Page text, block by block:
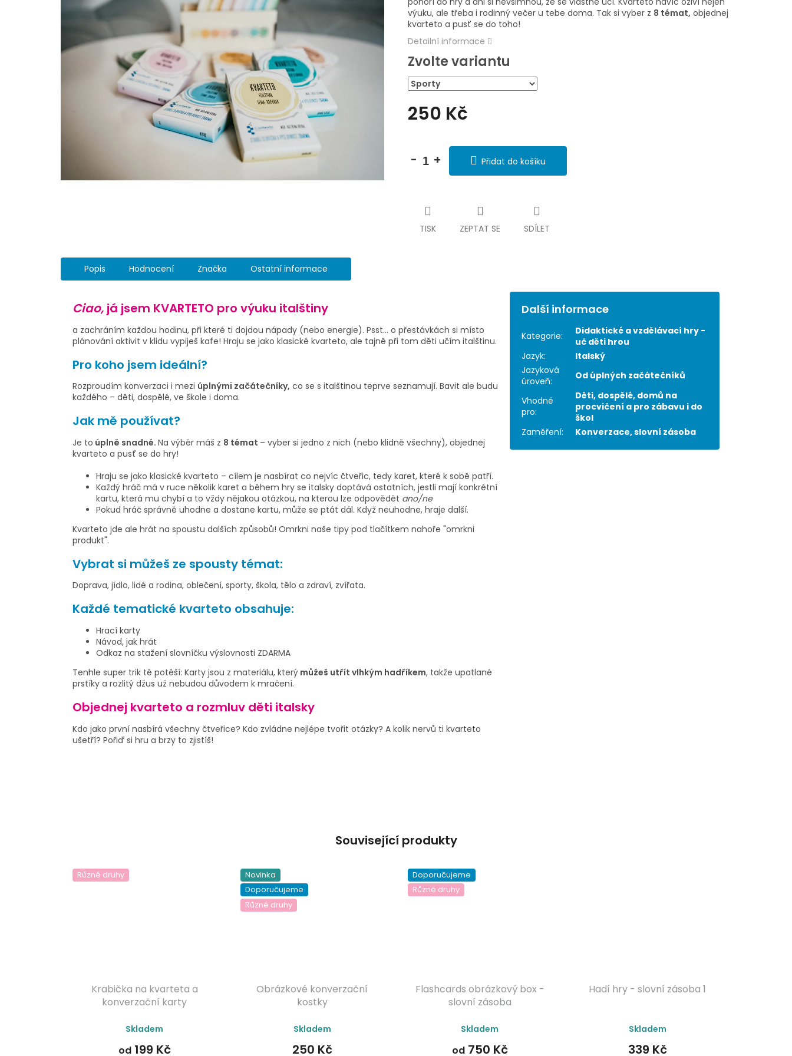
hvězdiček.
250 Kč
Zvolte variantu
Přidat do košíku
výuku, ale třeba i rodinný večer u tebe doma. Tak si vyber z 8 témat, objednej
kvarteto a pusť se do toho!
Detailní informace
TISK ZEPTAT SE SDÍLET
Související produkty
Různé druhy
Krabička na kvarteta a
konverzační karty
hodnocení
produktu
je
Skladem
od199 Kč
Novinka
Doporučujeme
Různé druhy
Obrázkové konverzační
kostky
hodnocení
produktu
je
Skladem
250 Kč
Doporučujeme
Různé druhy
Flashcards obrázkový box -
slovní zásoba
hodnocení
produktu
je
Skladem
od750 Kč
Hadí hry - slovní zásoba 1
hodnocení
produktu
je
Skladem
339 Kč
Popis Hodnocení Značka Ostatní informace
Ciao, já jsem KVARTETO pro výuku italštiny
a zachráním každou hodinu, při které ti dojdou nápady (nebo energie). Psst… o přestávkách si místo
plánování aktivit v klidu vypiješ kafe! Hraju se jako klasické kvarteto, ale tajně při tom děti učím italštinu.
Pro koho jsem ideální?
Rozproudím konverzaci i mezi úplnými začátečníky, co se s italštinou teprve seznamují. Bavit ale budu
každého – děti, dospělé, ve škole i doma.
Jak mě používat?
Je to úplně snadné. Na výběr máš z 8 témat – vyber si jedno z nich (nebo klidně všechny), objednej
kvarteto a pusť se do hry!
Hraju se jako klasické kvarteto – cílem je nasbírat co nejvíc čtveřic, tedy karet, které k sobě patří.
Každý hráč má v ruce několik karet a během hry se italsky doptává ostatních, jestli mají konkrétní
kartu, která mu chybí a to vždy nějakou otázkou, na kterou lze odpovědět ano/ne
Pokud hráč správně uhodne a dostane kartu, může se ptát dál. Když neuhodne, hraje další.
Kvarteto jde ale hrát na spoustu dalších způsobů! Omrkni naše tipy pod tlačítkem nahoře "omrkni
produkt".
Vybrat si můžeš ze spousty témat:
Doprava, jídlo, lidé a rodina, oblečení, sporty, škola, tělo a zdraví, zvířata.
Každé tematické kvarteto obsahuje:
Hrací karty
Návod, jak hrát
Odkaz na stažení slovníčku výslovnosti ZDARMA
Tenhle super trik tě potěší: Karty jsou z materiálu, který můžeš utřít vlhkým hadříkem, takže upatlané
prstíky a rozlitý džus už nebudou důvodem k mračení.
Objednej kvarteto a rozmluv děti italsky
Kdo jako první nasbírá všechny čtveřice? Kdo zvládne nejlépe tvořit otázky? A kolik nervů ti kvarteto
ušetří? Pořiď si hru a brzy to zjistíš!
Další informace
Kategorie:
Didaktické a vzdělávací hry -
uč děti hrou
Jazyk:
Italský
Jazyková
úroveň: Od úplných začátečníků
Vhodné
pro:
Děti, dospělé, domů na
procvičení a pro zábavu i do
škol
Zaměření: Konverzace, slovní zásoba